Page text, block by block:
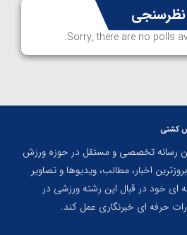
نظرسنجی
Sorry, there are no polls
کشتی
رسانه تخصصی و مستقل در حوزه ورزش
اخبار، مطالب، ویدیوها و تصاویر
ای خود در قبال این رشته ورزشی در
حرفه ای خبرنگاری عمل کند.